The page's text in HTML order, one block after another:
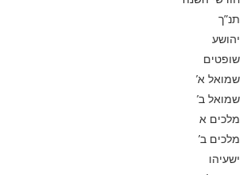
תנ”ך
יהושע
שופטים
שמואל א’
שמואל ב’
מלכים א
מלכים ב’
ישעיהו